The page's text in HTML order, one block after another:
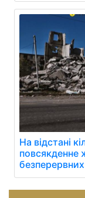
На відстані
повсякденне
безперервних